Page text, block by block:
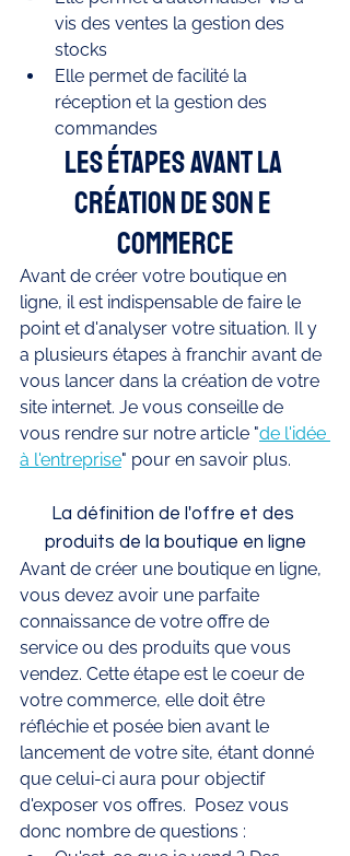
vis des ventes la gestion des
stocks
Elle permet de facilité la
réception et la gestion des
commandes
Les étapes avant la
création de son e
commerce
Avant de créer votre boutique en
ligne, il est indispensable de faire le
point et d'analyser votre situation. Il y
a plusieurs étapes à franchir avant de
vous lancer dans la création de votre
site internet. Je vous conseille de
vous rendre sur notre article "de l'idée
à l'entreprise" pour en savoir plus.
La définition de l'offre et des
produits de la boutique en ligne
Avant de créer une boutique en ligne,
vous devez avoir une parfaite
connaissance de votre offre de
service ou des produits que vous
vendez. Cette étape est le coeur de
votre commerce, elle doit être
réfléchie et posée bien avant le
lancement de votre site, étant donné
que celui-ci aura pour objectif
d'exposer vos offres.  Posez vous
donc nombre de questions :